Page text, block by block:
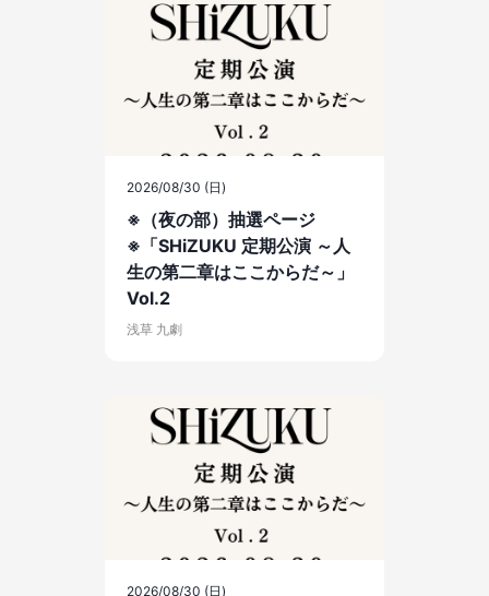
2026/08/30 (日)
※（夜の部）抽選ページ
※「SHiZUKU 定期公演 ～人
生の第二章はここからだ～」
Vol.2
浅草 九劇
2026/08/30 (日)